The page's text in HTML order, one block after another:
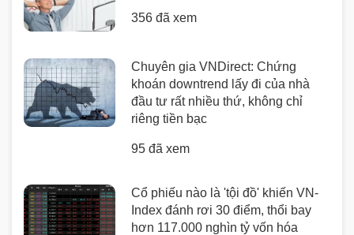
356 đã xem
Chuyên gia VNDirect: Chứng
khoán downtrend lấy đi của nhà
đầu tư rất nhiều thứ, không chỉ
riêng tiền bạc
95 đã xem
Cổ phiếu nào là 'tội đồ' khiến VN-
Index đánh rơi 30 điểm, thổi bay
hơn 117.000 nghìn tỷ vốn hóa